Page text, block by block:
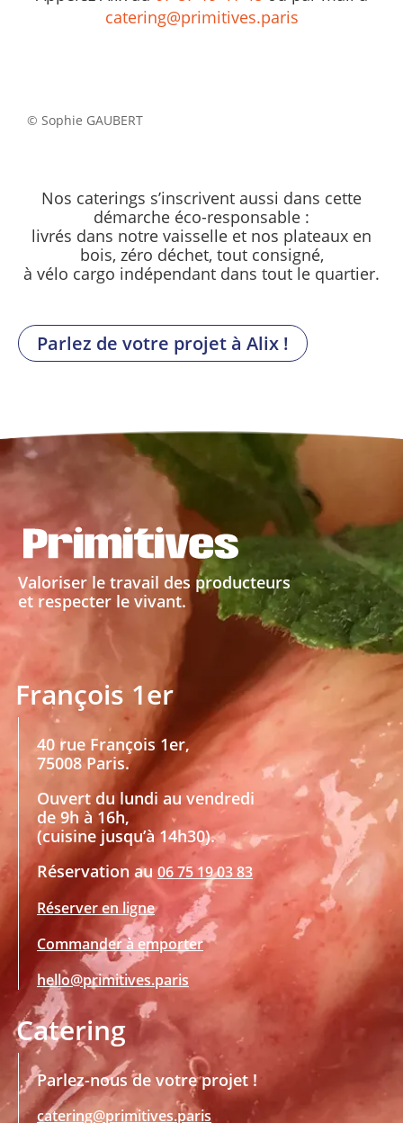
catering@primitives.paris
© Sophie GAUBERT
Nos caterings s’inscrivent aussi dans cette
démarche éco-responsable :
livrés dans notre vaisselle et nos plateaux en
bois, zéro déchet, tout consigné,
à vélo cargo indépendant dans tout le quartier.
Parlez de votre projet à Alix !
Valoriser le travail des producteurs
et respecter le vivant.
François 1er
40 rue François 1er,
75008 Paris.
Ouvert du lundi au vendredi
de 9h à 16h,
(cuisine jusqu’à 14h30).
Réservation au06 75 19 03 83
Réserver en ligne
Commander à emporter
hello@primitives.paris
Catering
Parlez-nous de votre projet !
catering@primitives.paris